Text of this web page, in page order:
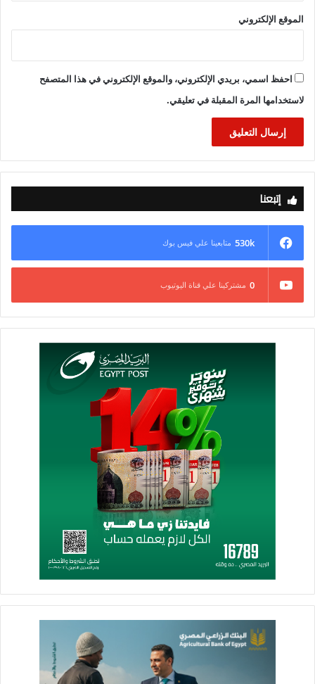
الموقع الإلكتروني
احفظ اسمي، بريدي الإلكتروني، والموقع الإلكتروني في هذا المتصفح
لاستخدامها المرة المقبلة في تعليقي.
إتبعنا
530k متابعينا علي فيس بوك
0 مشتركينا علي قناة اليوتيوب